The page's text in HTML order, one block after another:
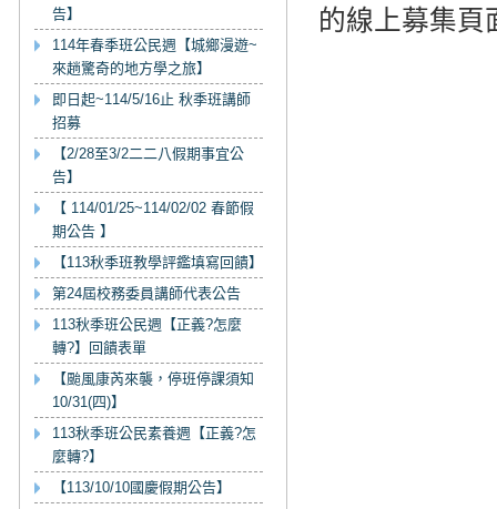
告】
114年春季班公民週【城鄉漫遊~
來趟驚奇的地方學之旅】
即日起~114/5/16止 秋季班講師
招募
【2/28至3/2二二八假期事宜公
告】
【 114/01/25~114/02/02 春節假
期公告 】
【113秋季班教學評鑑填寫回饋】
第24屆校務委員講師代表公告
113秋季班公民週【正義?怎麼
轉?】回饋表單
【颱風康芮來襲，停班停課須知
10/31(四)】
113秋季班公民素養週【正義?怎
麼轉?】
【113/10/10國慶假期公告】
的線上募集頁